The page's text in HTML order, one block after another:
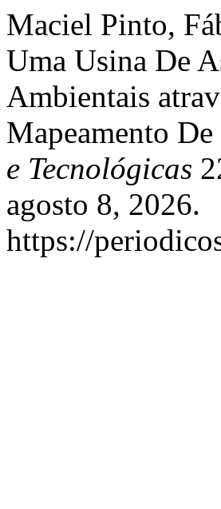
Maciel Pinto,
Uma Usina De
Ambientais
Mapeamento De
e Tecnológicas
agosto 8, 2026.
https://